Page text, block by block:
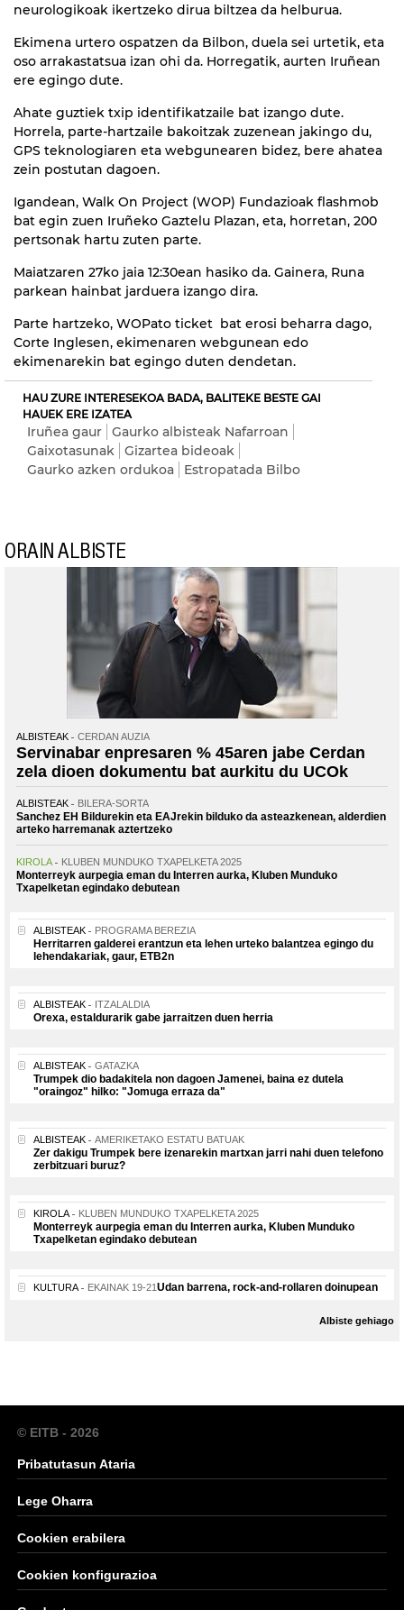
neurologikoak ikertzeko dirua biltzea da helburua.
Ekimena urtero ospatzen da Bilbon, duela sei urtetik, eta
oso arrakastatsua izan ohi da. Horregatik, aurten Iruñean
ere egingo dute.
Ahate guztiek txip identifikatzaile bat izango dute.
Horrela, parte-hartzaile bakoitzak zuzenean jakingo du,
GPS teknologiaren eta webgunearen bidez, bere ahatea
zein postutan dagoen.
Igandean, Walk On Project (WOP) Fundazioak flashmob
bat egin zuen Iruñeko Gaztelu Plazan, eta, horretan, 200
pertsonak hartu zuten parte.
Maiatzaren 27ko jaia 12:30ean hasiko da. Gainera, Runa
parkean hainbat jarduera izango dira.
Parte hartzeko, WOPato ticket bat erosi beharra dago,
Corte Inglesen, ekimenaren webgunean edo
ekimenarekin bat egingo duten dendetan.
HAU ZURE INTERESEKOA BADA, BALITEKE BESTE GAI
HAUEK ERE IZATEA
Iruñea gaur
Gaurko albisteak Nafarroan
Gaixotasunak
Gizartea bideoak
Gaurko azken ordukoa
Estropatada Bilbo
ORAIN ALBISTE
ALBISTEAK CERDAN AUZIA
Servinabar enpresaren % 45aren jabe Cerdan
zela dioen dokumentu bat aurkitu du UCOk
ALBISTEAK BILERA-SORTA
Sanchez EH Bildurekin eta EAJrekin bilduko da asteazkenean, alderdien
arteko harremanak aztertzeko
KIROLA KLUBEN MUNDUKO TXAPELKETA 2025
Monterreyk aurpegia eman du Interren aurka, Kluben Munduko
Txapelketan egindako debutean
ALBISTEAK PROGRAMA BEREZIA
Herritarren galderei erantzun eta lehen urteko balantzea egingo du
lehendakariak, gaur, ETB2n
ALBISTEAK ITZALALDIA
Orexa, estaldurarik gabe jarraitzen duen herria
ALBISTEAK GATAZKA
Trumpek dio badakitela non dagoen Jamenei, baina ez dutela
"oraingoz" hilko: "Jomuga erraza da"
ALBISTEAK AMERIKETAKO ESTATU BATUAK
Zer dakigu Trumpek bere izenarekin martxan jarri nahi duen telefono
zerbitzuari buruz?
KIROLA KLUBEN MUNDUKO TXAPELKETA 2025
Monterreyk aurpegia eman du Interren aurka, Kluben Munduko
Txapelketan egindako debutean
KULTURA EKAINAK 19-21Udan barrena, rock-and-rollaren doinupean
Albiste gehiago
© EITB - 2026
Pribatutasun Ataria
Lege Oharra
Cookien erabilera
Cookien konfigurazioa